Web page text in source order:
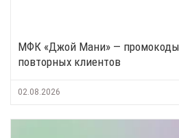
МФК «Джой Мани» — промокоды
повторных клиентов
02.08.2026